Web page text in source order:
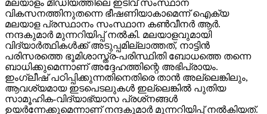
വിദ്യാര്‍ത്ഥികള്‍ക്ക് അടുപ്പമില്ലാത്തത്, നാട്ടിന്‍
പരിസരത്തെ ഭൂമിശാസ്ത്ര-പരിസ്ഥിതി ബോധത്തെ തന്നെ
ബാധിക്കുമെന്നാണ് അദ്ദേഹത്തിന്റെ അഭിപ്രായം.
ഇംഗ്ലീഷ് പഠിപ്പിക്കുന്നതിനെതിരെ താന്‍ അല്ലെങ്കിലും,
ആവശ്യമായ ഇടപെടലുകള്‍ ഇല്ലെങ്കില്‍ പുതിയ
സാമൂഹിക-വിദ്യാഭ്യാസ പ്രശ്‌നങ്ങള്‍
ഉയര്‍ന്നേക്കുമെന്നാണ് നന്ദകുമാര്‍ മുന്നറിയിപ്പ് നല്‍കിയത്.
Continue Reading